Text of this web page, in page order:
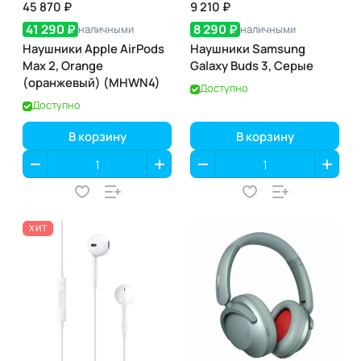
45 870 ₽
41 290 ₽ наличными
Наушники Apple AirPods
Max 2, Orange
(оранжевый) (MHWN4)
Доступно
В корзину
9 210 ₽
8 290 ₽ наличными
Наушники Samsung
Galaxy Buds 3, Серые
Доступно
В корзину
ХИТ